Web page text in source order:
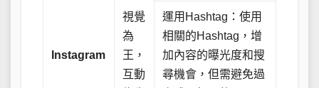
Instagram
視覺
為
王，
互動
運用Hashtag：使用
相關的Hashtag，增
加內容的曝光度和搜
尋機會，但需避免過